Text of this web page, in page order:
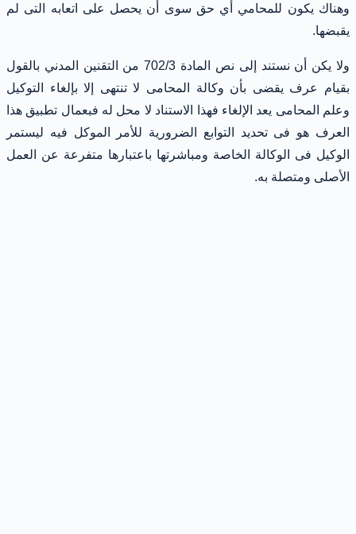
وهناك يكون للمحامي أي حق سوى أن يحصل على اتعابه التى لم
يقبضها.
ولا يكن أن نستند إلى نص المادة 702/3 من التقنين المدني بالقول
بقيام عرف يقضى بأن وكالة المحامى لا تنتهى إلا بإلغاء التوكيل
وعلم المحامى يعد الإلغاء فهذا الاستناد لا محل له فبعمال تطبيق هذا
العرف هو فى تحديد التوابع الضرورية للأمر الموكل فيه ليستمر
الوكيل فى الوكالة الخاصة ومباشرتها باعتبارها متفرعة عن العمل
الأصلى ومتصلة به.